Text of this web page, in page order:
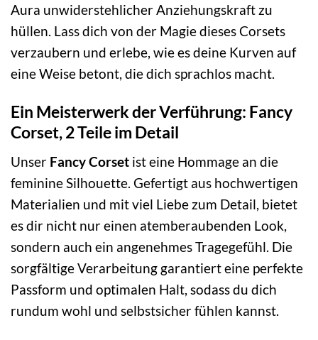
Aura unwiderstehlicher Anziehungskraft zu
hüllen. Lass dich von der Magie dieses Corsets
verzaubern und erlebe, wie es deine Kurven auf
eine Weise betont, die dich sprachlos macht.
Ein Meisterwerk der Verführung: Fancy
Corset, 2 Teile im Detail
Unser Fancy Corset ist eine Hommage an die
feminine Silhouette. Gefertigt aus hochwertigen
Materialien und mit viel Liebe zum Detail, bietet
es dir nicht nur einen atemberaubenden Look,
sondern auch ein angenehmes Tragegefühl. Die
sorgfältige Verarbeitung garantiert eine perfekte
Passform und optimalen Halt, sodass du dich
rundum wohl und selbstsicher fühlen kannst.